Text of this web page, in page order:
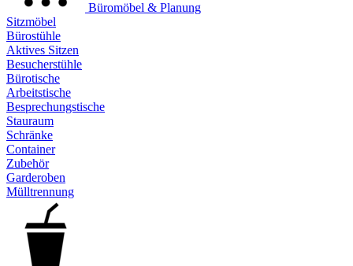
Büromöbel & Planung
Sitzmöbel
Bürostühle
Aktives Sitzen
Besucherstühle
Bürotische
Arbeitstische
Besprechungstische
Stauraum
Schränke
Container
Zubehör
Garderoben
Mülltrennung